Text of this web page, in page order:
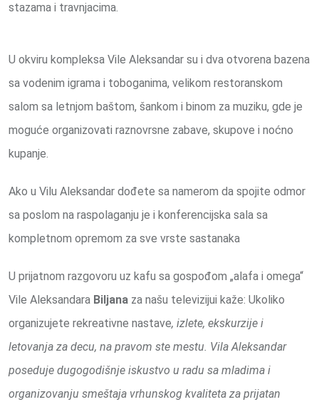
stazama i travnjacima.
U okviru kompleksa Vile Aleksandar su i dva otvorena bazena
sa vodenim igrama i toboganima, velikom restoranskom
salom sa letnjom baštom, šankom i binom za muziku, gde je
moguće organizovati raznovrsne zabave, skupove i noćno
kupanje.
Ako u Vilu Aleksandar dođete sa namerom da spojite odmor
sa poslom na raspolaganju je i konferencijska sala sa
kompletnom opremom za sve vrste sastanaka
U prijatnom razgovoru uz kafu sa gospođom „alafa i omega“
Vile Aleksandara Biljana za našu televizijui kaže: Ukoliko
organizujete rekreativne nastave, izlete, ekskurzije i
letovanja za decu, na pravom ste mestu. Vila Aleksandar
poseduje dugogodišnje iskustvo u radu sa mladima i
organizovanju smeštaja vrhunskog kvaliteta za prijatan